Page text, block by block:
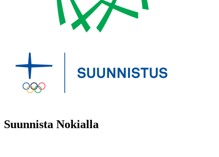
Suunnista Nokialla